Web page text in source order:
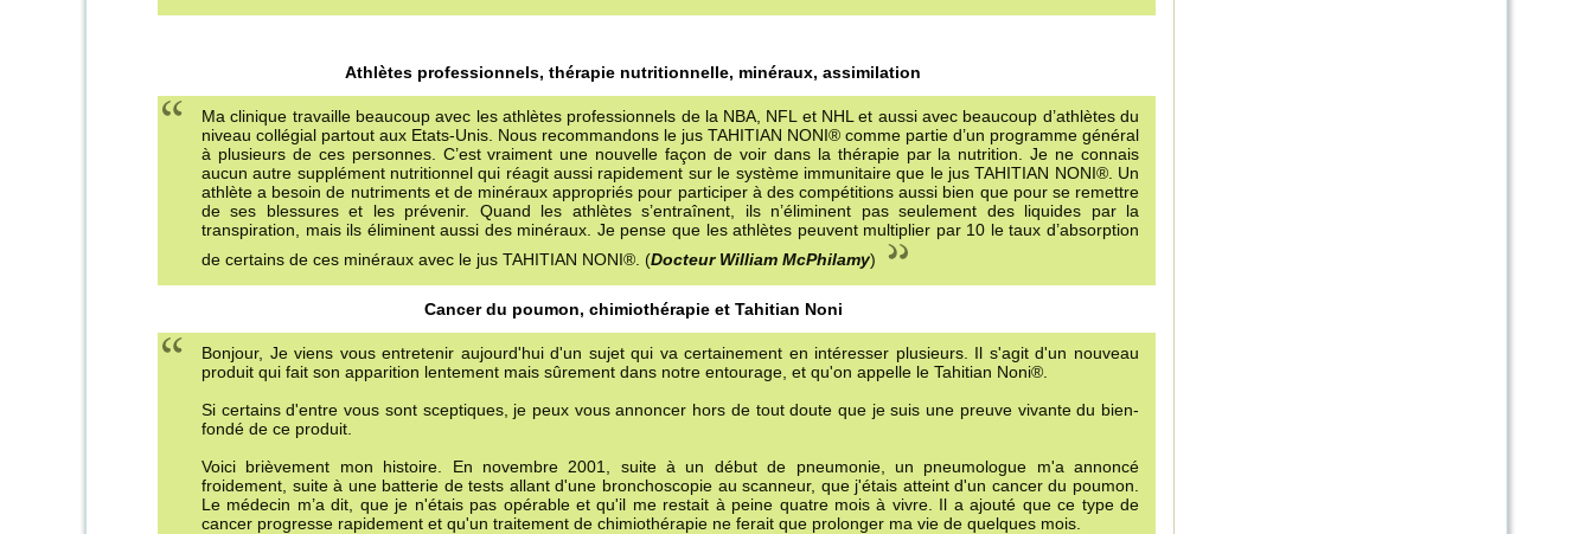
Athlètes professionnels, thérapie nutritionnelle, minéraux, assimilation
Ma clinique travaille beaucoup avec les athlètes professionnels de la NBA, NFL et NHL et aussi avec beaucoup d’athlètes du
niveau collégial partout aux Etats-Unis. Nous recommandons le jus TAHITIAN NONI® comme partie d’un programme général
à plusieurs de ces personnes. C’est vraiment une nouvelle façon de voir dans la thérapie par la nutrition. Je ne connais
aucun autre supplément nutritionnel qui réagit aussi rapidement sur le système immunitaire que le jus TAHITIAN NONI®. Un
athlète a besoin de nutriments et de minéraux appropriés pour participer à des compétitions aussi bien que pour se remettre
de ses blessures et les prévenir. Quand les athlètes s’entraînent, ils n’éliminent pas seulement des liquides par la
transpiration, mais ils éliminent aussi des minéraux. Je pense que les athlètes peuvent multiplier par 10 le taux d’absorption
de certains de ces minéraux avec le jus TAHITIAN NONI®. (Docteur William McPhilamy)
Cancer du poumon, chimiothérapie et Tahitian Noni
Bonjour, Je viens vous entretenir aujourd'hui d'un sujet qui va certainement en intéresser plusieurs. Il s'agit d'un nouveau
produit qui fait son apparition lentement mais sûrement dans notre entourage, et qu'on appelle le Tahitian Noni®.
Si certains d'entre vous sont sceptiques, je peux vous annoncer hors de tout doute que je suis une preuve vivante du bien-
fondé de ce produit.
Voici brièvement mon histoire. En novembre 2001, suite à un début de pneumonie, un pneumologue m'a annoncé
froidement, suite à une batterie de tests allant d'une bronchoscopie au scanneur, que j'étais atteint d'un cancer du poumon.
Le médecin m’a dit, que je n'étais pas opérable et qu'il me restait à peine quatre mois à vivre. Il a ajouté que ce type de
cancer progresse rapidement et qu'un traitement de chimiothérapie ne ferait que prolonger ma vie de quelques mois.